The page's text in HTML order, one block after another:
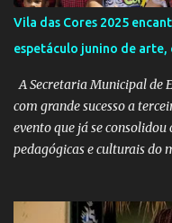
Vila das Cores 2025
espetáculo junino de arte,
A Secretaria Municipal de
com grande sucesso a
evento que já se
pedagógicas e culturais do
criatividade e tradição.